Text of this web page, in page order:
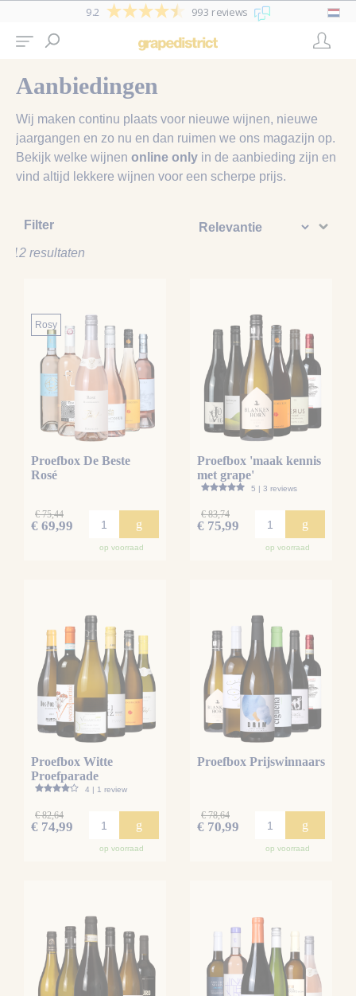
9.2 993 reviews
Aanbiedingen
Wij maken continu plaats voor nieuwe wijnen, nieuwe
jaargangen en zo nu en dan ruimen we ons magazijn op.
Bekijk welke wijnen online only in de aanbieding zijn en
vind altijd lekkere wijnen voor een scherpe prijs.
Filter
12 resultaten
Rosy
Proefbox De Beste
Rosé
€ 75,44
€ 69,99 g
op voorraad
Proefbox 'maak kennis
met grape'
5 | 3 reviews
€ 83,74
€ 75,99 g
op voorraad
Proefbox Witte
Proefparade
4 | 1 review
€ 82,64
€ 74,99 g
op voorraad
Proefbox Prijswinnaars
€ 78,64
€ 70,99 g
op voorraad